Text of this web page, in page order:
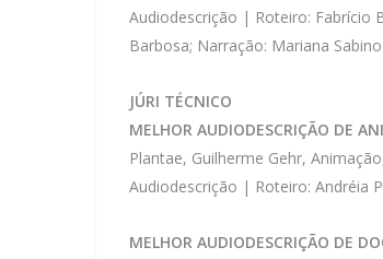
Audiodescrição | Roteiro: Fabrício
Barbosa; Narração: Mariana Sabino
JÚRI TÉCNICO
MELHOR AUDIODESCRIÇÃO DE
Plantae, Guilherme Gehr,
Audiodescrição | Roteiro: Andréia
MELHOR AUDIODESCRIÇÃO DE